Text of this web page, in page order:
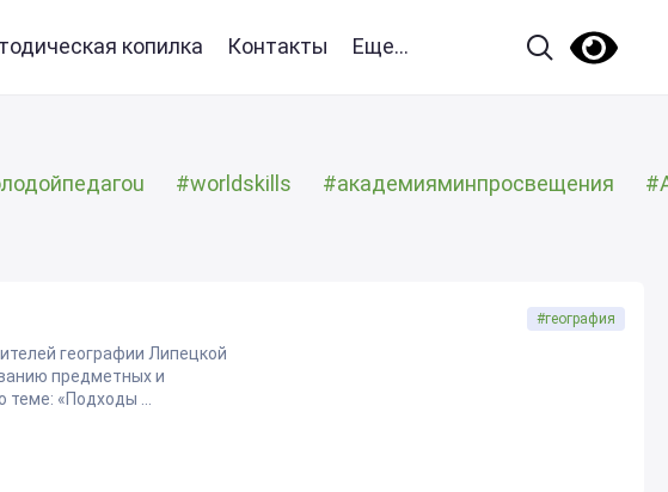
копилка Контакты Еще...
#worldskills #академияминпросвещения
географии Липецкой
предметных и
«Подходы ...
#география